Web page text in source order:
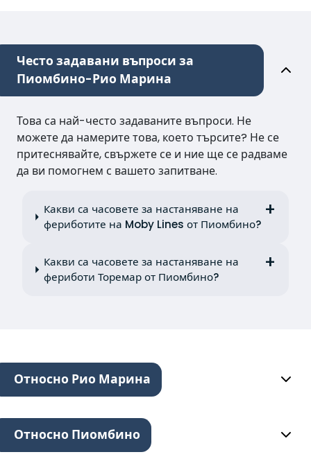
Често задавани въпроси за
Пиомбино-Рио Марина
Това са най-често задаваните въпроси. Не
можете да намерите това, което търсите? Не се
притеснявайте, свържете се и ние ще се радваме
да ви помогнем с вашето запитване.
Какви са часовете за настаняване на
фериботите на Moby Lines от Пиомбино?
Какви са часовете за настаняване на
фериботи Торемар от Пиомбино?
Относно Рио Марина
Относно Пиомбино